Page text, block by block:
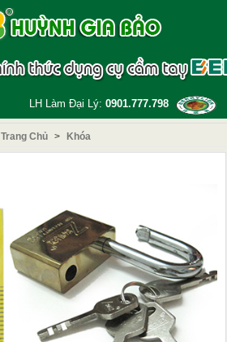
LH Làm Đại Lý: 0901.777.798
Trang Chủ > Khóa